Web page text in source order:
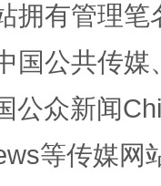
不上好声名
拥有管理
国公共传
公众新闻
等传媒网